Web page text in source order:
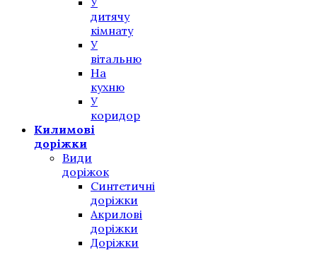
дитячу
кімнату
У
вітальню
На
кухню
У
коридор
Килимові
доріжки
Види
доріжок
Синтетичні
доріжки
Акрилові
доріжки
Доріжки